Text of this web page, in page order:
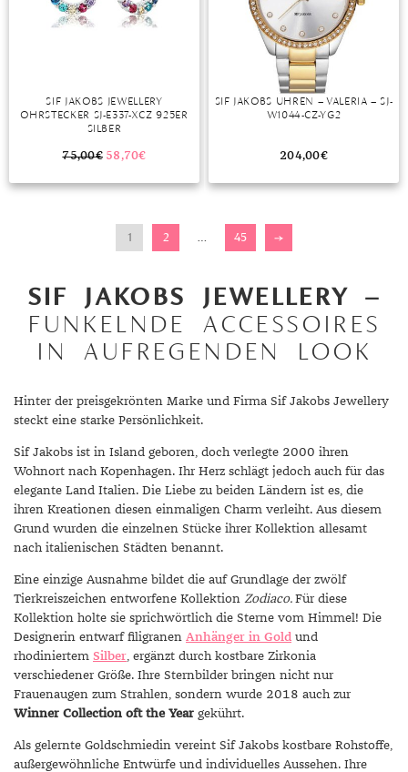
SIF JAKOBS JEWELLERY
OHRSTECKER SJ-E337-XCZ 925ER
SILBER
75,00€ 58,70€
SIF JAKOBS UHREN – VALERIA – SJ-
W1044-CZ-YG2
204,00€
1 2 … 45 →
SIF JAKOBS JEWELLERY –
FUNKELNDE ACCESSOIRES
IN AUFREGENDEN LOOK
Hinter der preisgekrönten Marke und Firma Sif Jakobs Jewellery
steckt eine starke Persönlichkeit.
Sif Jakobs ist in Island geboren, doch verlegte 2000 ihren
Wohnort nach Kopenhagen. Ihr Herz schlägt jedoch auch für das
elegante Land Italien. Die Liebe zu beiden Ländern ist es, die
ihren Kreationen diesen einmaligen Charm verleiht. Aus diesem
Grund wurden die einzelnen Stücke ihrer Kollektion allesamt
nach italienischen Städten benannt.
Eine einzige Ausnahme bildet die auf Grundlage der zwölf
Tierkreiszeichen entworfene Kollektion Zodiaco. Für diese
Kollektion holte sie sprichwörtlich die Sterne vom Himmel! Die
Designerin entwarf filigranen Anhänger in Gold und
rhodiniertem Silber, ergänzt durch kostbare Zirkonia
verschiedener Größe. Ihre Sternbilder bringen nicht nur
Frauenaugen zum Strahlen, sondern wurde 2018 auch zur
Winner Collection oft the Year gekührt.
Als gelernte Goldschmiedin vereint Sif Jakobs kostbare Rohstoffe,
außergewöhnliche Entwürfe und individuelles Aussehen. Ihre